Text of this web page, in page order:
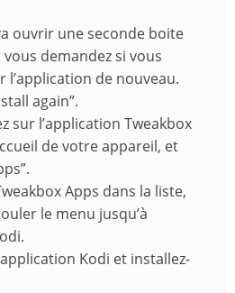
ouvrir une seconde boite
demandez si vous
l’application de nouveau.
again”.
sur l’application Tweakbox
de votre appareil, et
Apps dans la liste,
le menu jusqu’à
Kodi et installez-